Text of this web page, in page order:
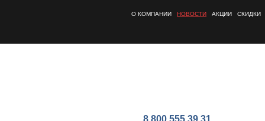
О КОМПАНИИ НОВОСТИ АКЦИИ СКИДКИ
8 800 555 39 31